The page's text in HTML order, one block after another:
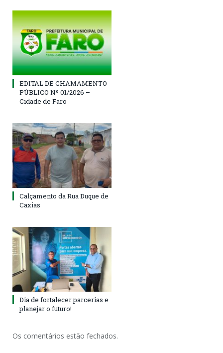
EDITAL DE CHAMAMENTO
PÚBLICO Nº 01/2026 –
Cidade de Faro
Calçamento da Rua Duque de
Caxias
Dia de fortalecer parcerias e
planejar o futuro!
Os comentários estão fechados.